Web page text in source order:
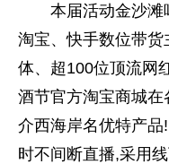
本届活动金沙滩
淘宝、快手数位带
体、超100位顶流网
酒节官方淘宝商城
介西海岸名优特产
时不间断直播,采用